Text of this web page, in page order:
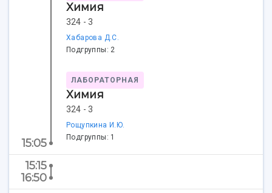
15:05
Химия
324 - 3
Хабарова Д.С.
Подгруппы: 2
ЛАБОРАТОРНАЯ
Химия
324 - 3
Рощупкина И.Ю.
Подгруппы: 1
15:15
16:50